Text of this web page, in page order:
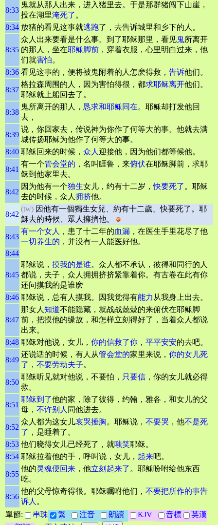
8:33
鬼就从那人出来，进入猪里去。于是那群猪闯下山崖，
投在湖里淹死了 。
8:34 放猪的看见这事就逃跑了，去告诉城里和乡下的人。
8:35
众人出来要看是什么事。到了耶稣那里，看见鬼所离开
的那人，坐在耶稣脚前 ，穿着衣服，心里明白过来，他
们就害怕。
8:36 看见这事的，便将被鬼附着的人怎麽得救， 告诉他们。
8:37
格拉森周围的人，因为害怕得很，都求耶稣离开他们。
耶稣就上船回去了。
8:38
鬼所离开的那人， 恳求和耶稣同在。耶稣却打发他回
去，
8:39
说，你回家去，传说神为你作了何等大的事。他就去满
城传扬耶稣为他作了何等大的事。
8:40 耶稣回来的时候， 众人 迎接他，因为他们都等候他。
8:41
有一个管会堂的 ，名叫睚鲁，来俯伏在耶稣脚前，求耶
稣到他家里去。
8:42
因为他有一个独生女儿，约有十二岁，快要死了 。耶稣
去的时候，众人 拥挤他。
8:42
(tw) 因他有一個獨生女兒、約有十二歲、快要死了。耶
穌去的時候、眾人擁擠他。
8:43
有一个女人 ，患了十二年的血漏 ，在医生手里花尽了他
一切养生的 ，并没有一人能医好他。
8:44
8:45
耶稣说， 摸我的是谁。众人都不承认，彼得和同行的人
都说，夫子，众人拥拥挤挤紧靠着你。有古卷在此有你
还问摸我的是谁麽
8:46 耶稣说，总有人摸我。因我觉得有能力 从我身上出去。
8:47
那女人 知道不能隐藏，就战战兢兢的来俯伏在耶稣脚
前，把摸他的缘故，和怎样立刻得好了，当着众人都说
出来。
8:48 耶稣对他说，女儿， 你的信救了你 ， 平平安安的去吧。
8:49
还说话的时候，有人从管会堂的家里来说， 你的女儿死
了 ， 不要劳动夫子。
8:50
耶稣听见就对他说，不要怕， 只要信 ，你的女儿就必得
救。
8:51
耶稣到了他的家，除了彼得，约翰，雅各，和女儿的父
母， 不许别人 同他进去。
8:52
众人都为这女儿哀哭捶胸。耶稣说， 不要哭 ，他不是死
了 ，是睡着了。
8:53 他们晓得女儿已经死了，就嗤笑耶稣。
8:54 耶稣拉着他的手，呼叫说，女儿， 起来吧。
8:55
他的灵魂便回来 ，他立刻起来了 。耶稣吩咐给他东西
吃。
8:56
他的父母惊奇得很。耶稣嘱咐他们， 不要把所作的事告
诉人 。
單節:
串珠 繁 注音 朗讀 KJV 音標
英漢